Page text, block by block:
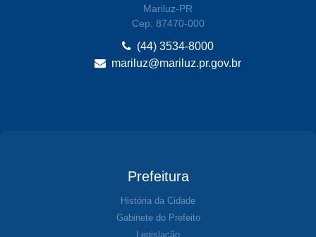
Mariluz-PR
Cep: 87470-000
(44) 3534-8000
mariluz@mariluz.pr.gov.br
Prefeitura
História da Cidade
Gabinete do Prefeito
Legislação